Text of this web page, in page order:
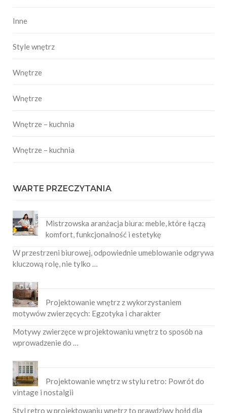
Inne
Style wnętrz
Wnętrze
Wnętrze
Wnętrze – kuchnia
Wnętrze – kuchnia
WARTE PRZECZYTANIA
Mistrzowska aranżacja biura: meble, które łączą
komfort, funkcjonalność i estetykę
W przestrzeni biurowej, odpowiednie umeblowanie odgrywa
kluczową rolę, nie tylko …
Projektowanie wnętrz z wykorzystaniem
motywów zwierzęcych: Egzotyka i charakter
Motywy zwierzęce w projektowaniu wnętrz to sposób na
wprowadzenie do …
Projektowanie wnętrz w stylu retro: Powrót do
vintage i nostalgii
Styl retro w projektowaniu wnętrz to prawdziwy hołd dla